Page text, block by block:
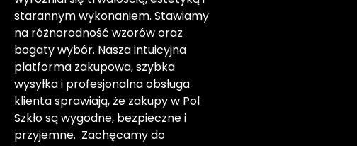
starannym wykonaniem. Stawiamy
na różnorodność wzorów oraz
bogaty wybór. Nasza intuicyjna
platforma zakupowa, szybka
wysyłka i profesjonalna obsługa
klienta sprawiają, że zakupy w Pol
Szkło są wygodne, bezpieczne i
przyjemne. Zachęcamy do